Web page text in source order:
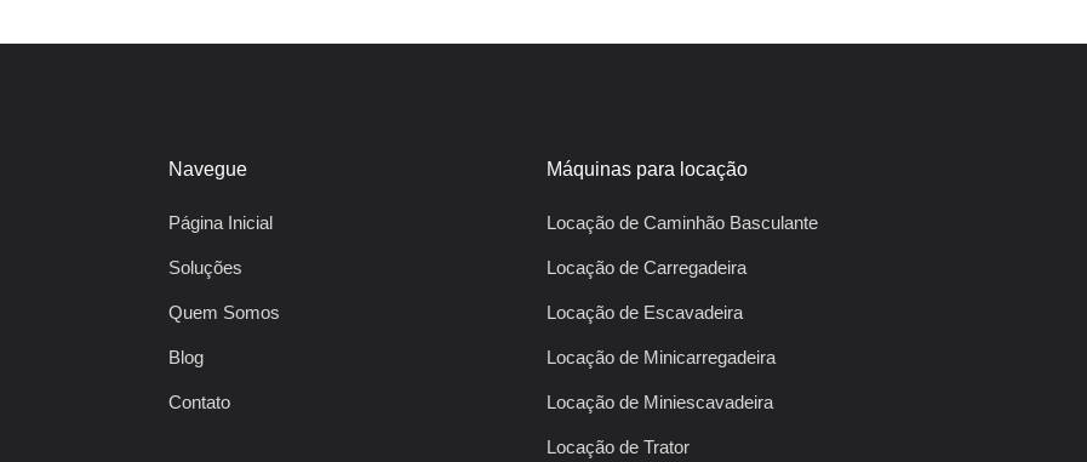
Navegue
Página Inicial
Soluções
Quem Somos
Blog
Contato
Máquinas para locação
Locação de Caminhão Basculante
Locação de Carregadeira
Locação de Escavadeira
Locação de Minicarregadeira
Locação de Miniescavadeira
Locação de Trator